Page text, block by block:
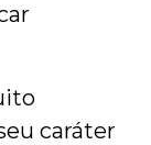
caráter